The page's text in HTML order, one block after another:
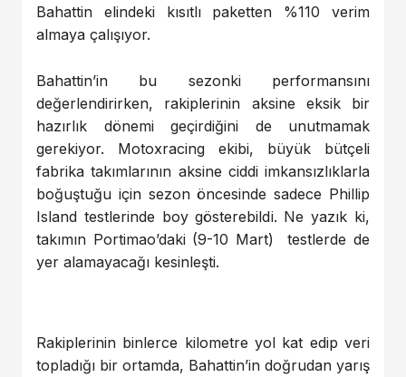
Bahattin elindeki kısıtlı paketten %110 verim
almaya çalışıyor.
Bahattin’in bu sezonki performansını
değerlendirirken, rakiplerinin aksine eksik bir
hazırlık dönemi geçirdiğini de unutmamak
gerekiyor. Motoxracing ekibi, büyük bütçeli
fabrika takımlarının aksine ciddi imkansızlıklarla
boğuştuğu için sezon öncesinde sadece Phillip
Island testlerinde boy gösterebildi. Ne yazık ki,
takımın Portimao’daki (9-10 Mart) testlerde de
yer alamayacağı kesinleşti.
Rakiplerinin binlerce kilometre yol kat edip veri
topladığı bir ortamda, Bahattin’in doğrudan yarış